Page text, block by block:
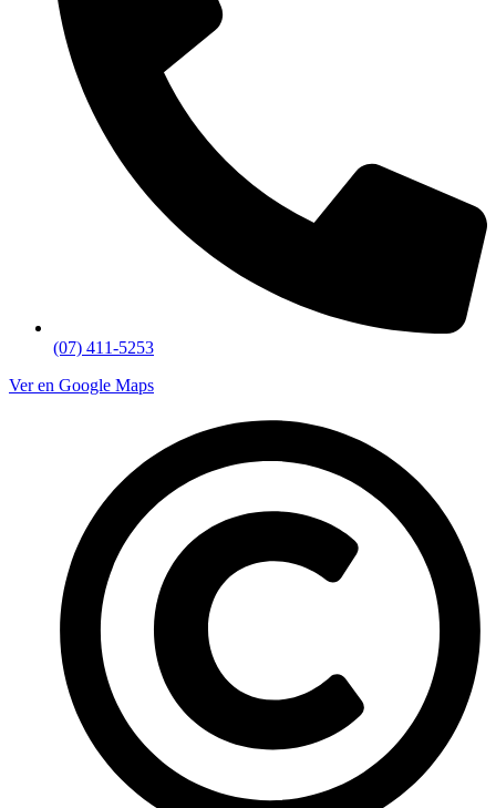
(07) 411-5253
Ver en Google Maps